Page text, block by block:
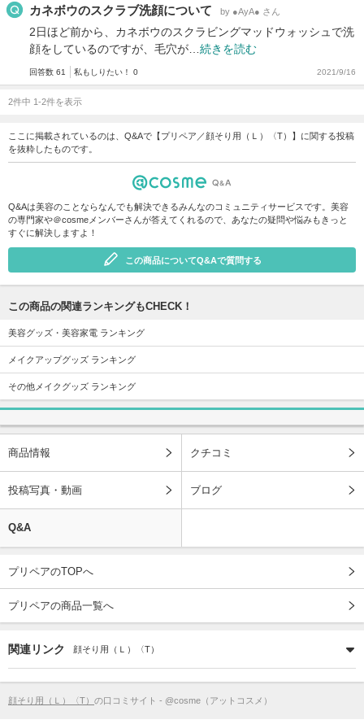
カネボウのスクラブ洗顔について by ●AyA● さん
2日ほど前から、カネボウのスクラビングマッドウォッシュで洗
顔をしているのですが、毛穴が… 続きを読む
回答数 61 私もしりたい！ 0 2021/9/16
2件中 1-2件を表示
ここに掲載されているのは、Q&Aで【プリペア／顔そり用（Ｌ）〈T）】に関する投稿
を抜粋したものです。
Q&Aは美容のことならなんでも解決できるみんなのコミュニティサービスです。美容
の専門家や＠cosmeメンバーさんが答えてくれるので、あなたの疑問や悩みもきっと
すぐに解決しますよ！
この商品についてQ&Aで質問する
この商品の関連ランキングもCHECK！
美容グッズ・美容家電 ランキング
メイクアップグッズ ランキング
その他メイクグッズ ランキング
商品情報 クチコミ
投稿写真・動画 ブログ
Q&A
プリペアのTOPへ
プリペアの商品一覧へ
関連リンク 顔そり用（Ｌ）〈T）
顔そり用（Ｌ）〈T） の口コミサイト - @cosme（アットコスメ）